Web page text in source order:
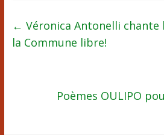
← Véronica Antonelli chante
la Commune libre!
Poèmes OULIPO